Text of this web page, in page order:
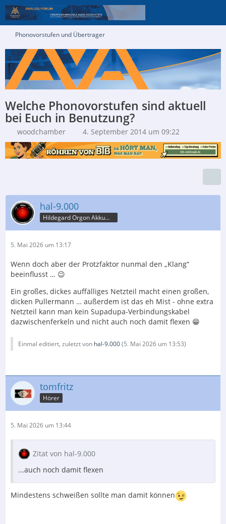
Phonovorstufen und Übertrager
Welche Phonovorstufen sind aktuell
bei Euch in Benutzung?
woodchamber 4. September 2014 um 09:22
hal-9.000
Hildegard Orgon Akkumulator
5. Mai 2026 um 13:17
Wenn doch aber der Protzfaktor nunmal den „Klang“
beeinflusst … 😉
Ein großes, dickes auffälliges Netzteil macht einen großen,
dicken Pullermann … außerdem ist das eh Mist - ohne extra
Netzteil kann man kein Supadupa-Verbindungskabel
dazwischenferkeln und nicht auch noch damit flexen 😁
Einmal editiert, zuletzt von hal-9.000(5. Mai 2026 um 13:53)
tomfritz
Hörer
5. Mai 2026 um 13:44
Zitat von hal-9.000
...auch noch damit flexen
Mindestens schweißen sollte man damit können